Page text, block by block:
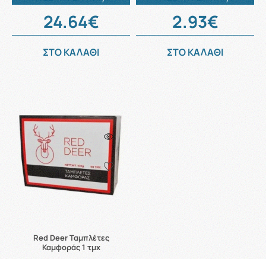
24.64€
ΣΤΟ ΚΑΛΑΘΙ
2.93€
ΣΤΟ ΚΑΛΑΘΙ
Red Deer Ταμπλέτες
Καμφοράς 1 τμχ